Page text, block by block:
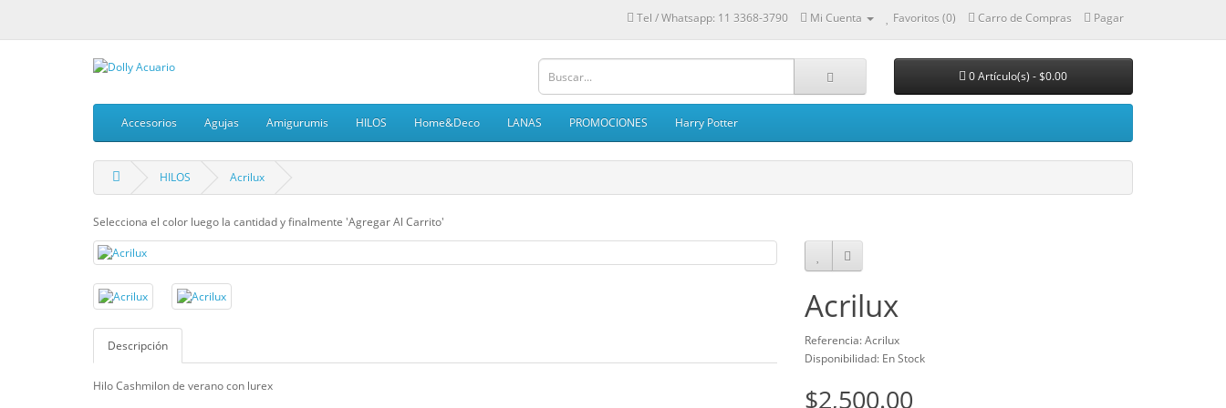
Tel / Whatsapp: 11 3368-3790 Mi Cuenta Favoritos (0) Carro de Compras Pagar
0 Artículo(s) - $0.00
Accesorios Agujas Amigurumis HILOS Home&Deco LANAS PROMOCIONES Harry Potter
HILOS Acrilux
Selecciona el color luego la cantidad y finalmente 'Agregar Al Carrito'
Descripción
Hilo Cashmilon de verano con lurex
Acrilux
Referencia: Acrilux
Disponibilidad: En Stock
$2,500.00